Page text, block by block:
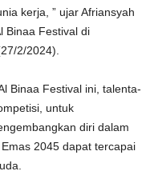
kerja, ” ujar Afriansyah
Binaa Festival di
2/2024).
Binaa Festival ini, talenta-
untuk
diri dalam
2045 dapat tercapai